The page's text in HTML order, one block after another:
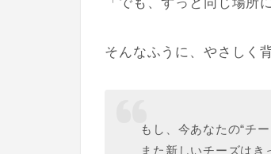
そんなふうに、やさしく
もし、今あなたの“チ
また新しいチーズはき